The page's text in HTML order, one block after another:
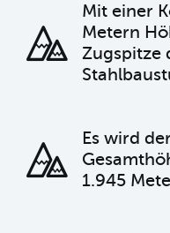
Mit einer
Metern
Zugspitze
Es wird
1.945